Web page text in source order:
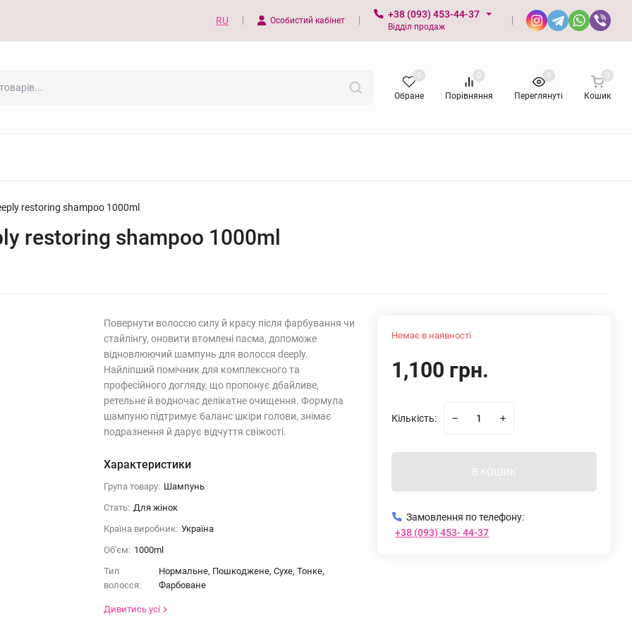
RU Особистий кабінет
+38 (093) 453-44-37
Відділ продаж
Обране
0
Порівняння
0
Переглянуті
0
Кошик
0
restoring shampoo 1000ml
restoring shampoo 1000ml
Повернути волоссю силу й красу після фарбування чи
стайлінгу, оновити втомлені пасма, допоможе
відновлюючий шампунь для волосся deeply.
Найліпший помічник для комплексного та
професійного догляду, що пропонує дбайливе,
ретельне й водночас делікатне очищення. Формула
шампуню підтримує баланс шкіри голови, знімає
подразнення й дарує відчуття свіжості.
Характеристики
Група товару: Шампунь
Стать: Для жінок
Країна виробник: Україна
Об'єм: 1000ml
Тип
волосся:
Нормальне, Пошкоджене, Сухе, Тонке,
Фарбоване
Дивитись усі
Немає в наявності
1,100 грн.
Кількість:
В КОШИК
Замовлення по телефону:
+38 (093) 453- 44-37